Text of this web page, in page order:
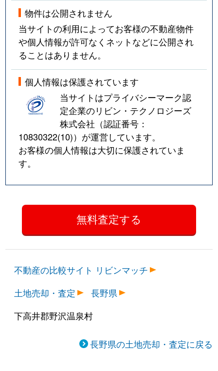
物件は公開されません
当サイトの利用によってお客様の不動産物件
や個人情報が許可なくネットなどに公開され
ることはありません。
個人情報は保護されています
当サイトはプライバシーマーク認
定企業のリビン・テクノロジーズ
株式会社（認証番号：
10830322(10)）が運営しています。
お客様の個人情報は大切に保護されていま
す。
不動産の比較サイト リビンマッチ
土地売却・査定
長野県
下高井郡野沢温泉村
長野県の土地売却・査定に戻る